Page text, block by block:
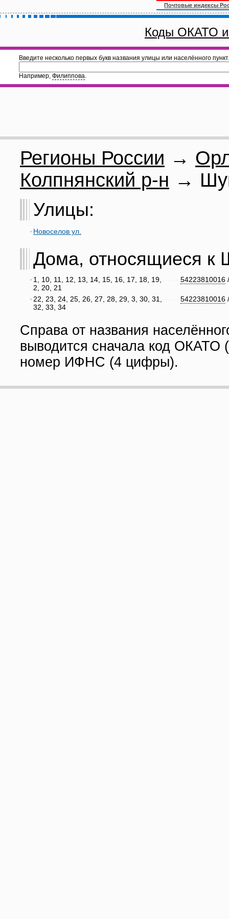
Почтовые индексы
Коды ОКАТО
Введите несколько первых букв названия улицы или населённого
Например, Филиппова.
Регионы России →
Колпнянский р-н →
Улицы:
Новоселов ул.
Дома, относящиеся к
54223810016
1, 10, 11, 12, 13, 14, 15, 16, 17, 18, 19,
2, 20, 21
54223810016
22, 23, 24, 25, 26, 27, 28, 29, 3, 30, 31,
32, 33, 34
Справа от названия
выводится сначала код ОКАТО
номер ИФНС (4 цифры).